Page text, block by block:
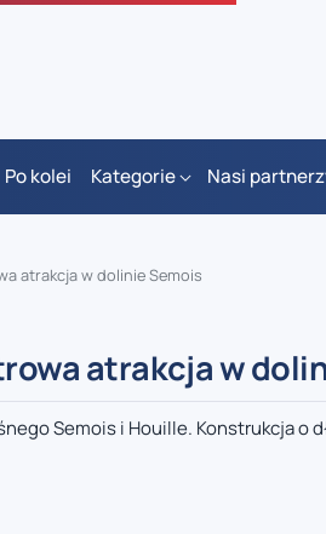
Po kolei Kategorie Nasi
atrakcja w dolinie Semois
atrakcja w
Semois i Houille. Konstrukcja o